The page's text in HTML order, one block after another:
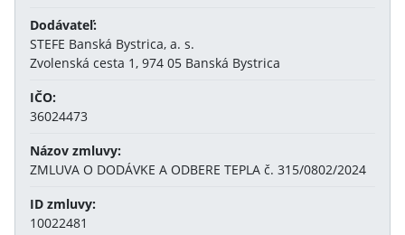
Dodávateľ:
STEFE Banská Bystrica, a. s.
Zvolenská cesta 1, 974 05 Banská Bystrica
IČO:
36024473
Názov zmluvy:
ZMLUVA O DODÁVKE A ODBERE TEPLA č. 315/0802/2024
ID zmluvy:
10022481